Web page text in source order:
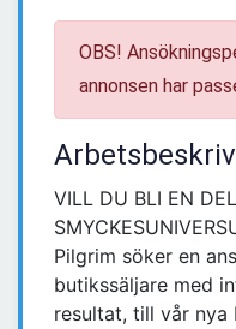
OBS!
annonsen har
VILL DU BLI EN
Pilgrim söker en
butikssäljare med
resultat, till vår nya